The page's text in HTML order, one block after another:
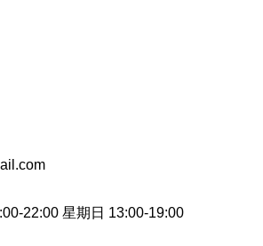
22:00 星期日 13:00-19:00